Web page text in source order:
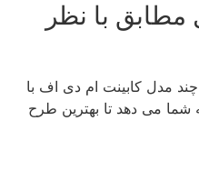
مطابق با نظر
مدل کابینت ام دی اف با
می دهد تا بهترین طرح